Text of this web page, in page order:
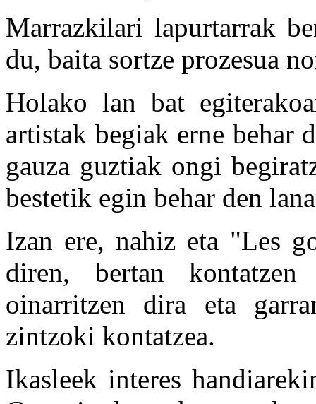
Marrazkilari lapurtarrak
du, baita sortze prozesua
Holako lan bat
artistak begiak erne behar
gauza guztiak ongi
bestetik egin behar den
Izan ere, nahiz eta "Les
diren, bertan kontatzen
oinarritzen dira eta
zintzoki kontatzea.
Ikasleek interes